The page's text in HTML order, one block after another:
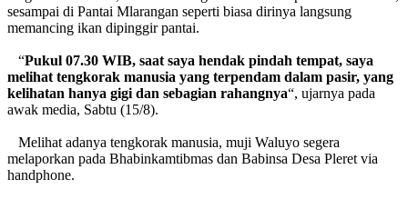
sesampai di Pantai Mlarangan seperti biasa dirinya langsung
memancing ikan dipinggir pantai.
“Pukul 07.30 WIB, saat saya hendak pindah tempat, saya
melihat tengkorak manusia yang terpendam dalam pasir, yang
kelihatan hanya gigi dan sebagian rahangnya“, ujarnya pada
awak media, Sabtu (15/8).
Melihat adanya tengkorak manusia, muji Waluyo segera
melaporkan pada Bhabinkamtibmas dan Babinsa Desa Pleret via
handphone.